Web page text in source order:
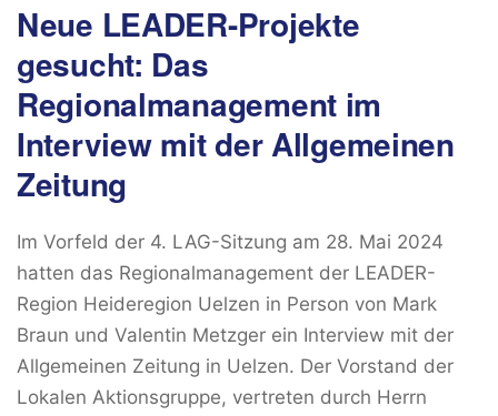
Neue LEADER-Projekte
gesucht: Das
Regionalmanagement im
Interview mit der Allgemeinen
Zeitung
Im Vorfeld der 4. LAG-Sitzung am 28. Mai 2024
hatten das Regionalmanagement der LEADER-
Region Heideregion Uelzen in Person von Mark
Braun und Valentin Metzger ein Interview mit der
Allgemeinen Zeitung in Uelzen. Der Vorstand der
Lokalen Aktionsgruppe, vertreten durch Herrn